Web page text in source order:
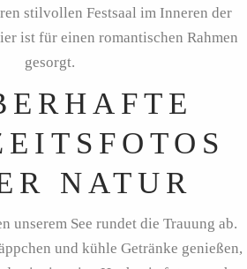
stilvollen Festsaal im Inneren der
ist für einen romantischen Rahmen
gesorgt.
NATUR
unserem See rundet die Trauung ab.
und kühle Getränke genießen,